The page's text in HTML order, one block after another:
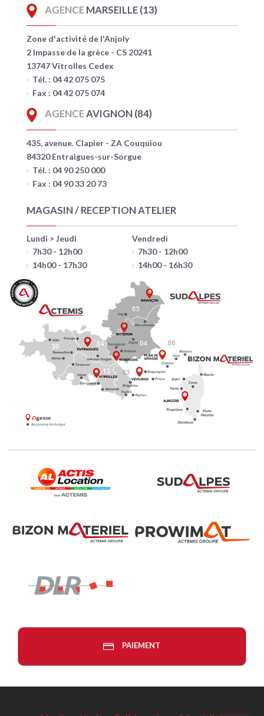
AGENCEMARSEILLE (13)
Zone d'activité de l'Anjoly
2 Impasse de la grèce - CS 20241
13747 Vitrolles Cedex
Tél. : 04 42 075 075
Fax : 04 42 075 074
AGENCEAVIGNON (84)
435, avenue. Clapier - ZA Couquiou
84320 Entraigues-sur-Sorgue
Tél. : 04 90 250 000
Fax : 04 90 33 20 73
MAGASIN / RECEPTION ATELIER
Lundi > Jeudi
7h30 - 12h00
14h00 - 17h30
Vendredi
7h30 - 12h00
14h00 - 16h30
PAIEMENT